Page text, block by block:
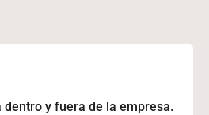
dentro y fuera de la empresa.